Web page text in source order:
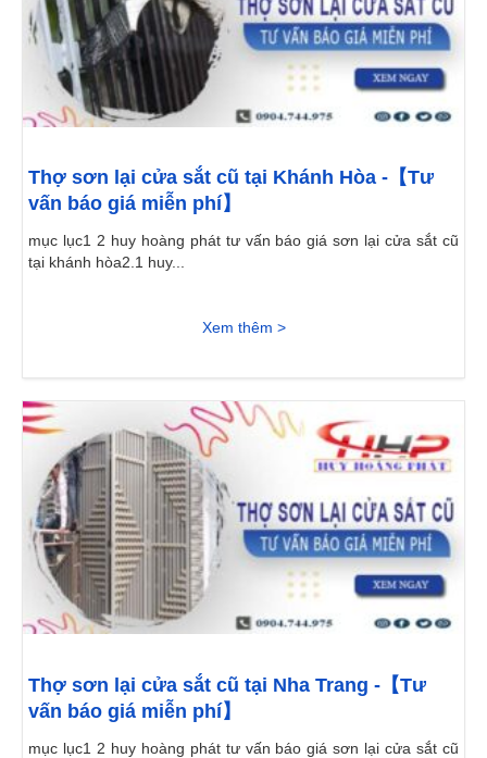
Thợ sơn lại cửa sắt cũ tại Khánh Hòa -【Tư
vấn báo giá miễn phí】
mục lục1 2 huy hoàng phát tư vấn báo giá sơn lại cửa sắt cũ
tại khánh hòa2.1 huy...
Xem thêm >
Thợ sơn lại cửa sắt cũ tại Nha Trang -【Tư
vấn báo giá miễn phí】
mục lục1 2 huy hoàng phát tư vấn báo giá sơn lại cửa sắt cũ